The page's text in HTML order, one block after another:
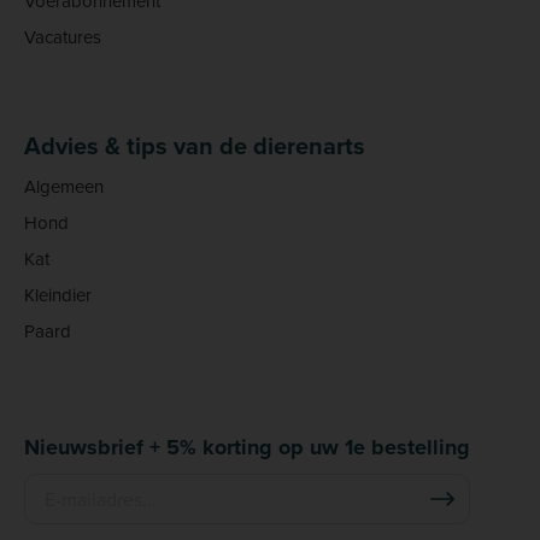
Vacatures
Advies & tips van de dierenarts
Algemeen
Hond
Kat
Kleindier
Paard
Nieuwsbrief + 5% korting op uw 1e bestelling